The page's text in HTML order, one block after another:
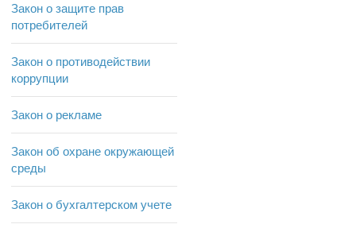
Закон о защите прав
потребителей
Закон о противодействии
коррупции
Закон о рекламе
Закон об охране окружающей
среды
Закон о бухгалтерском учете